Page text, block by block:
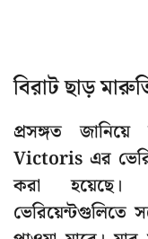
বিরাট ছাড়
প্রসঙ্গত
Victoris এর
করা হয়েছে।
ভেরিয়েন্টগুলিতে